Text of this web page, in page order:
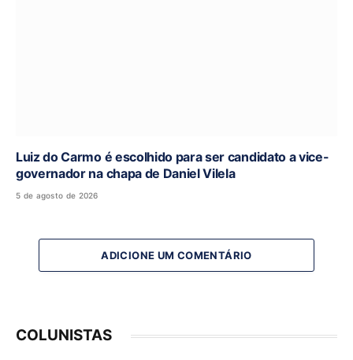
Luiz do Carmo é escolhido para ser candidato a vice-
governador na chapa de Daniel Vilela
5 de agosto de 2026
ADICIONE UM COMENTÁRIO
COLUNISTAS